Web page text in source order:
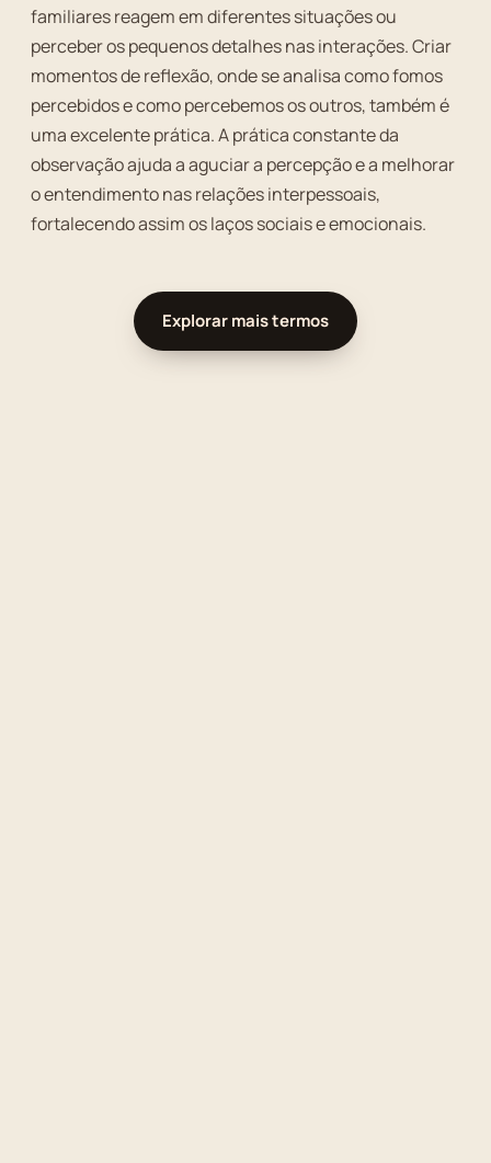
familiares reagem em diferentes situações ou
perceber os pequenos detalhes nas interações. Criar
momentos de reflexão, onde se analisa como fomos
percebidos e como percebemos os outros, também é
uma excelente prática. A prática constante da
observação ajuda a aguciar a percepção e a melhorar
o entendimento nas relações interpessoais,
fortalecendo assim os laços sociais e emocionais.
Explorar mais termos